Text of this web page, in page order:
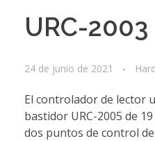
URC-2003
24 de junio de 2021
El controlador de lector
bastidor URC-2005 de
dos puntos de control